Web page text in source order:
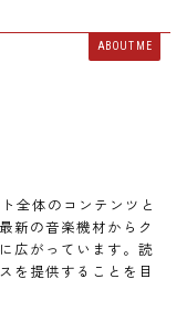
ABOUT ME
全体のコンテンツと
新の音楽機材からク
広がっています。読
を提供することを目